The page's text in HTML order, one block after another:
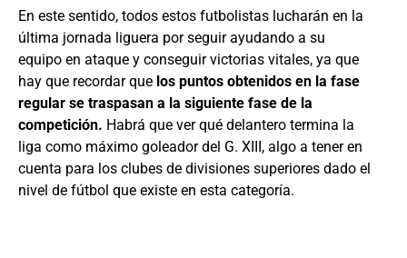
En este sentido, todos estos futbolistas lucharán en la
última jornada liguera por seguir ayudando a su
equipo en ataque y conseguir victorias vitales, ya que
hay que recordar que los puntos obtenidos en la fase
regular se traspasan a la siguiente fase de la
competición. Habrá que ver qué delantero termina la
liga como máximo goleador del G. XIII, algo a tener en
cuenta para los clubes de divisiones superiores dado el
nivel de fútbol que existe en esta categoría.